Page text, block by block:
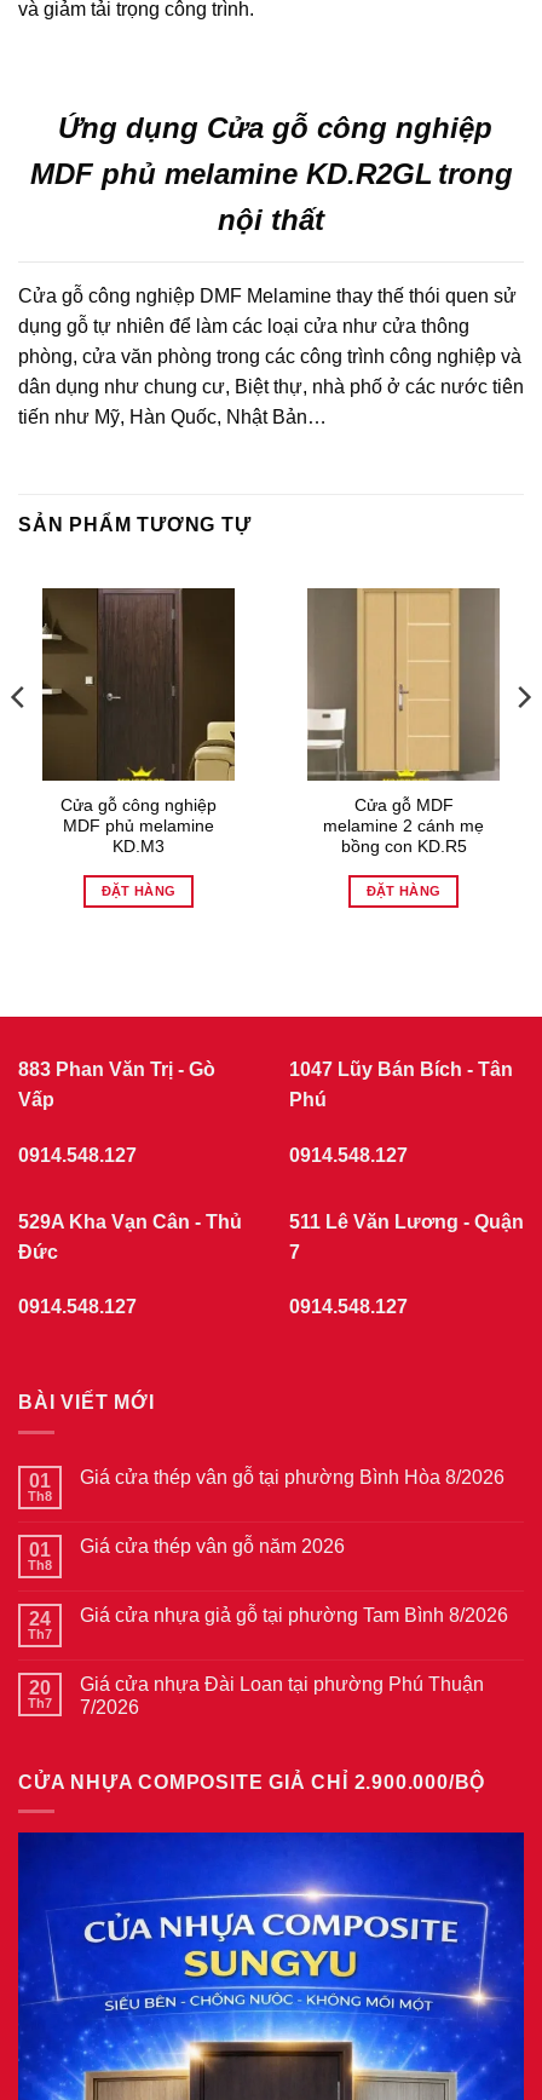
và giảm tải trọng công trình.
Ứng dụng Cửa gỗ công nghiệp
MDF phủ melamine KD.R2GL trong
nội thất
Cửa gỗ công nghiệp DMF Melamine thay thế thói quen sử
dụng gỗ tự nhiên để làm các loại cửa như cửa thông
phòng, cửa văn phòng trong các công trình công nghiệp và
dân dụng như chung cư, Biệt thự, nhà phố ở các nước tiên
tiến như Mỹ, Hàn Quốc, Nhật Bản…
SẢN PHẨM TƯƠNG TỰ
Cửa gỗ công nghiệp
MDF phủ melamine
KD.M3
ĐẶT HÀNG
Cửa gỗ MDF
melamine 2 cánh mẹ
bồng con KD.R5
ĐẶT HÀNG
883 Phan Văn Trị - Gò
Vấp
0914.548.127
1047 Lũy Bán Bích - Tân
Phú
0914.548.127
529A Kha Vạn Cân - Thủ
Đức
0914.548.127
511 Lê Văn Lương - Quận
7
0914.548.127
BÀI VIẾT MỚI
01
Th8
Giá cửa thép vân gỗ tại phường Bình Hòa 8/2026
luận
thép
vân
phường
Bình
Hòa
01
Th8
Giá cửa thép vân gỗ năm 2026
luận
thép
vân
gỗ
24
Th7
Giá cửa nhựa giả gỗ tại phường Tam Bình 8/2026
luận
ở
Giá
gỗ
20
Th7
Giá cửa nhựa Đài Loan tại phường Phú Thuận
7/2026
luận
ở
phường
Phú
Thuận
CỬA NHỰA COMPOSITE GIẢ CHỈ 2.900.000/BỘ